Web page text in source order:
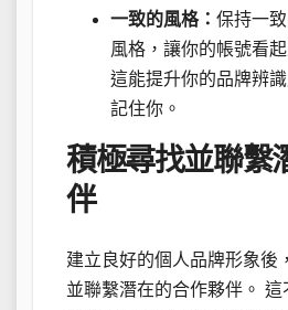
一致的風格： 保持一
風格，讓你的帳號看
這能提升你的品牌辨
記住你。
積極尋找並聯繫
伴
建立良好的個人品牌形象後
並聯繫潛在的合作夥伴。